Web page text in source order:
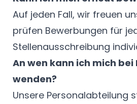
Auf jeden Fall, wir freuen
prüfen Bewerbungen für
Stellenausschreibung
An wen kann ich mich bei
wenden?
Unsere Personalabteilung